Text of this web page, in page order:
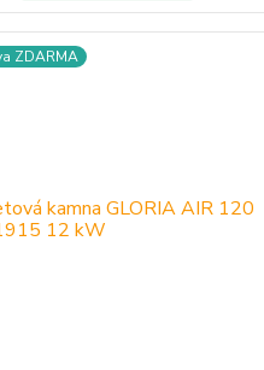
ZDARMA